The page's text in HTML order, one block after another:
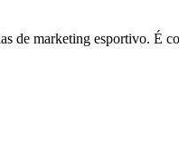
de marketing esportivo.